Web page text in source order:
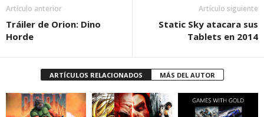
Artículo anterior
Tráiler de Orion: Dino
Horde
Artículo siguiente
Static Sky atacara sus
Tablets en 2014
ARTÍCULOS RELACIONADOS MÁS DEL AUTOR